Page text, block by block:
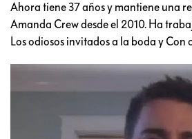
Ahora tiene 37 años y mantiene una
Amanda Crew desde el 2010. Ha
Los odiosos invitados a la boda y Con